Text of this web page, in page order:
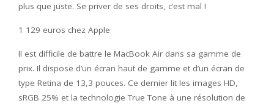
plus que juste. Se priver de ses droits, c’est mal !
1 129 euros chez Apple
Il est difficile de battre le MacBook Air dans sa gamme de
prix. Il dispose d’un écran haut de gamme et d’un écran de
type Retina de 13,3 pouces. Ce dernier lit les images HD,
sRGB 25% et la technologie True Tone à une résolution de